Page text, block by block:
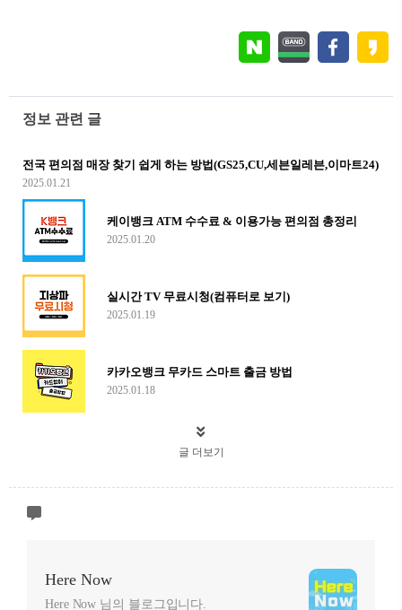
정보 관련 글
전국 편의점 매장 찾기 쉽게 하는 방법(GS25,CU,세븐일레븐,이마트24)
2025.01.21
케이뱅크 ATM 수수료 & 이용가능 편의점 총정리
2025.01.20
실시간 TV 무료시청(컴퓨터로 보기)
2025.01.19
카카오뱅크 무카드 스마트 출금 방법
2025.01.18
글 더보기
Here Now
Here Now 님의 블로그입니다.